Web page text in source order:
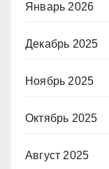
Январь 2026
Декабрь 2025
Ноябрь 2025
Октябрь 2025
Август 2025